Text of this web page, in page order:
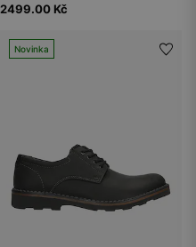
2499.00 Kč
Novinka